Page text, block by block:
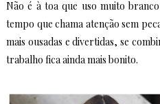
Não é à toa que uso muito
tempo que chama atenção sem
mais ousadas e divertidas, se
trabalho fica ainda mais bonito.